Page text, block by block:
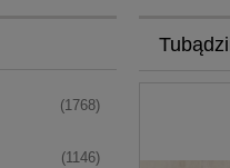
(1768)
(1146)